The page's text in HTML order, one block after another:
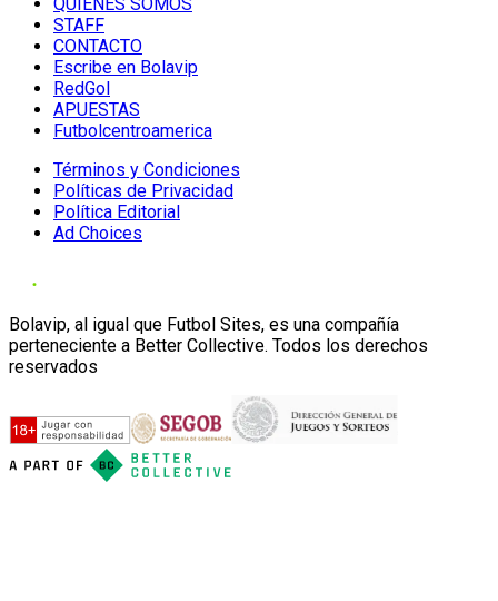
STAFF
CONTACTO
Escribe en Bolavip
RedGol
APUESTAS
Futbolcentroamerica
Términos y Condiciones
Políticas de Privacidad
Política Editorial
Ad Choices
Bolavip, al igual que Futbol Sites, es una compañía
perteneciente a Better Collective. Todos los derechos
reservados